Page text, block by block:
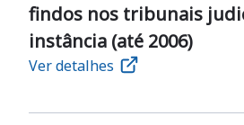
findos nos tribunais
instância (até 2006)
Ver detalhes